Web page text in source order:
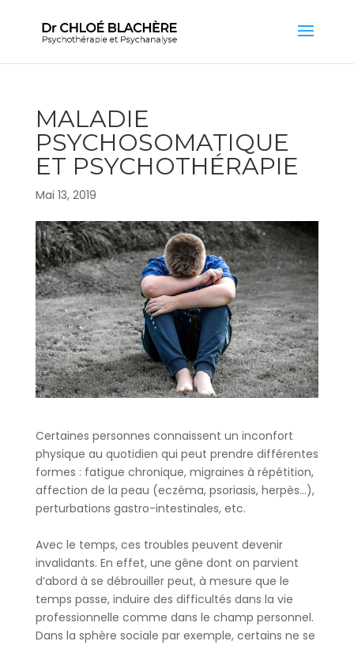
MALADIE
PSYCHOSOMATIQUE
ET PSYCHOTHÉRAPIE
Mai 13, 2019
Certaines personnes connaissent un inconfort
physique au quotidien qui peut prendre différentes
formes : fatigue chronique, migraines à répétition,
affection de la peau (eczéma, psoriasis, herpès…),
perturbations gastro-intestinales, etc.
Avec le temps, ces troubles peuvent devenir
invalidants. En effet, une gêne dont on parvient
d’abord à se débrouiller peut, à mesure que le
temps passe, induire des difficultés dans la vie
professionnelle comme dans le champ personnel.
Dans la sphère sociale par exemple, certains ne se